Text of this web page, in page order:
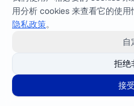
用分析 cookies 来查看它的使用
隐私政策。
自
拒绝
接